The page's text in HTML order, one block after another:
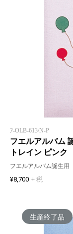
ｱ-OLB-613/N-P
フエルアルバム
トレイン ピンク
フエルアルバム誕生用
¥8,700 + 税
生産終了品